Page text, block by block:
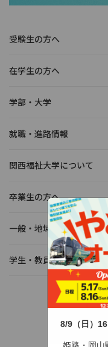
8/9（日）
受験生の方へ
在学生の方へ
学部・大学
就職・進路情報
関西福祉大学について
卒業生の方へ
一般・地域の方へ
学生・教員の活動
〒678-
TEL：0791-